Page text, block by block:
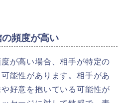
頻度が高い
が高い場合、相手が特定の
能性があります。相手があ
好意を抱いている可能性が